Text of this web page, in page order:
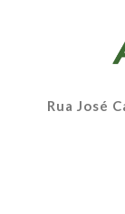
Rua José